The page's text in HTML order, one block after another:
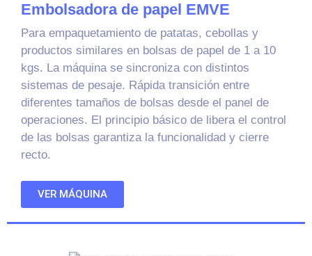
Embolsadora de papel EMVE
Para empaquetamiento de patatas, cebollas y
productos similares en bolsas de papel de 1 a 10
kgs. La máquina se sincroniza con distintos
sistemas de pesaje. Rápida transición entre
diferentes tamaños de bolsas desde el panel de
operaciones. El principio básico de libera el control
de las bolsas garantiza la funcionalidad y cierre
recto.
VER MÁQUINA